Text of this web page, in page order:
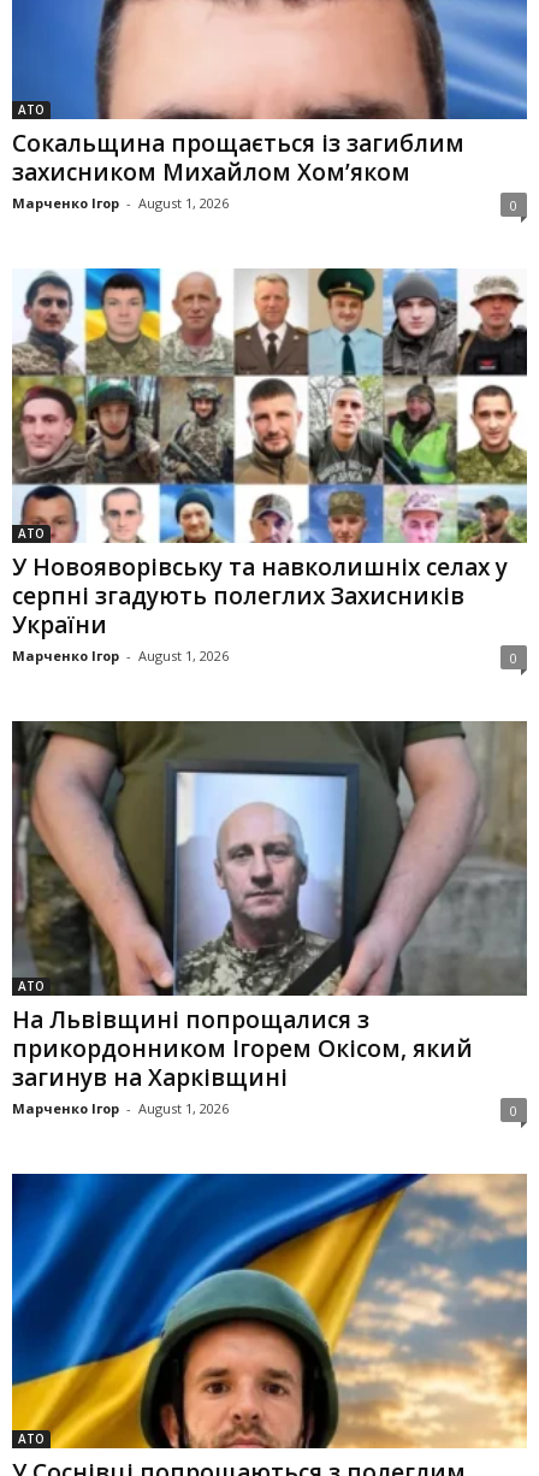
АТО
Сокальщина прощається із загиблим
захисником Михайлом Хом’яком
Марченко Ігор - August 1, 2026 0
АТО
У Новояворівську та навколишніх селах у
серпні згадують полеглих Захисників
України
Марченко Ігор - August 1, 2026 0
АТО
На Львівщині попрощалися з
прикордонником Ігорем Окісом, який
загинув на Харківщині
Марченко Ігор - August 1, 2026 0
АТО